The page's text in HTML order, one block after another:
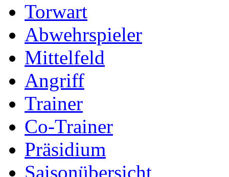
Torwart
Abwehrspieler
Mittelfeld
Angriff
Trainer
Co-Trainer
Präsidium
Saisonübersicht